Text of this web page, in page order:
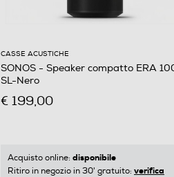
CASSE ACUSTICHE
SONOS - Speaker compatto ERA
SL-Nero
€ 199,00
Acquisto online: disponibile
Ritiro in negozio in 30' gratuito: verifica